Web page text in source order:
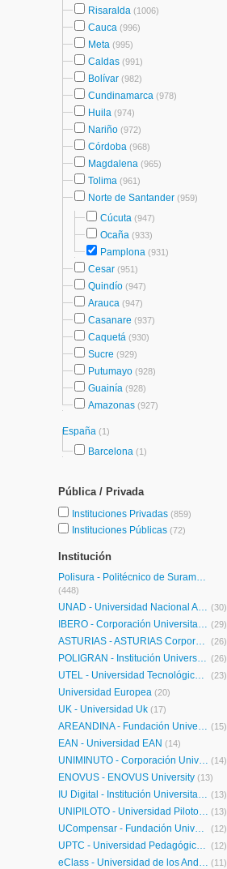
Risaralda (1006)
Cauca (996)
Meta (995)
Caldas (991)
Bolívar (982)
Cundinamarca (978)
Huila (974)
Nariño (972)
Córdoba (968)
Magdalena (965)
Tolima (961)
Norte de Santander (959)
Cúcuta (947)
Ocaña (933)
Pamplona (931)
Cesar (951)
Quindío (947)
Arauca (947)
Casanare (937)
Caquetá (930)
Sucre (929)
Putumayo (928)
Guainía (928)
Amazonas (927)
España (1)
Barcelona (1)
Pública / Privada
Instituciones Privadas (859)
Instituciones Públicas (72)
Institución
Polisura - Politécnico de Suramérica
(448)
UNAD - Universidad Nacional Abierta y a Distancia (30)
IBERO - Corporación Universitaria Iberoamericana (29)
ASTURIAS - ASTURIAS Corporación Universitaria (26)
POLIGRAN - Institución Universitaria Politécnico Grancolombiano (26)
UTEL - Universidad Tecnológica Latinoamericana en Línea Colombia (23)
Universidad Europea (20)
UK - Universidad Uk (17)
ÁREANDINA - Fundación Universitaria del Área Andina (15)
EAN - Universidad EAN (14)
UNIMINUTO - Corporación Universitaria Minuto de Dios (14)
ENOVUS - ENOVUS University (13)
IU Digital - Institución Universitaria Digital de Antioquia (13)
UNIPILOTO - Universidad Piloto de Colombia (13)
UCompensar - Fundación Universitaria Compensar (12)
UPTC - Universidad Pedagógica y Tecnológica de Colombia (12)
eClass - Universidad de los Andes (11)